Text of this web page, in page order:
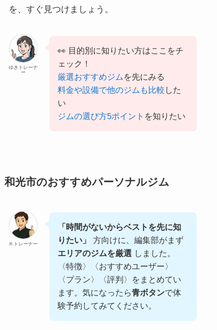
を、すぐ見つけましょう。
ゆきトレーナ
ー
👀 目的別に知りたい方はここをチ
ェック！
厳選おすすめジムを先にみる
料金や設備で他のジムも比較 した
い
ジムの選び方5ポイント を知りたい
和光市のおすすめパーソナルジム
Ｋトレーナー
「時間がないからベストを先に知
りたい」
方向けに、編集部がまず
エリアのジムを厳選しました。
〈特徴〉〈おすすめユーザー〉
〈プラン〉〈評判〉をまとめてい
ます。気になったら青ボタンで体
験予約してみてください。